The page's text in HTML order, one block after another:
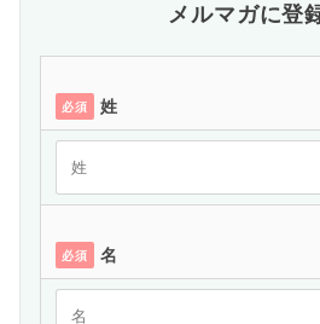
メルマガに登
必須 姓
必須 名